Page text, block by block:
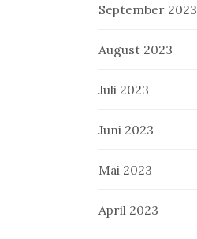
September 2023
August 2023
Juli 2023
Juni 2023
Mai 2023
April 2023